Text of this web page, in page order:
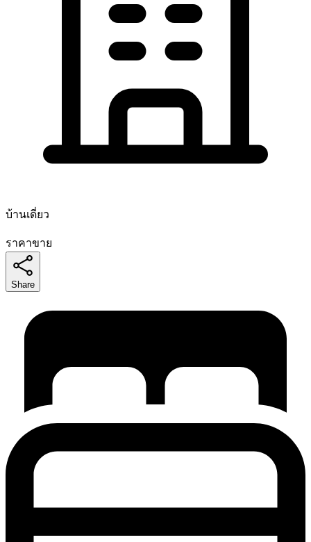
บ้านเดี่ยว
ราคาขาย
Share